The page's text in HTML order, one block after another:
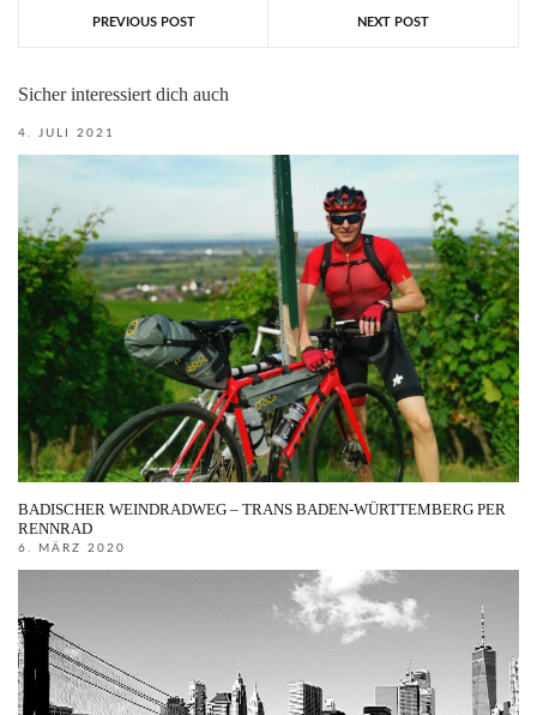
PREVIOUS POST NEXT POST
Sicher interessiert dich auch
4. JULI 2021
BADISCHER WEINDRADWEG – TRANS BADEN-WÜRTTEMBERG PER
RENNRAD
6. MÄRZ 2020